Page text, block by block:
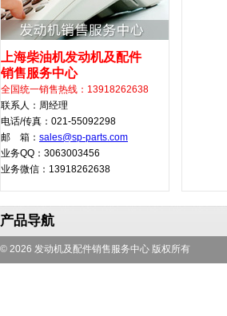
上海柴油机发动机及配件
销售服务中心
全国统一销售热线：13918262638
联系人：周经理
电话/传真：021-55092298
邮 箱： sales@sp-parts.com
业务QQ：3063003456
业务微信：13918262638
产品导航
© 2026 发动机及配件销售服务中心 版权所有